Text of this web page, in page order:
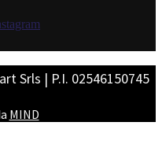
Srls | P.I. 02546150745
MIND